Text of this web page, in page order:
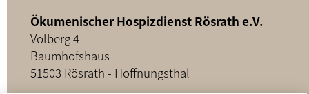
Ökumenischer Hospizdienst Rösrath e.V.
Volberg 4
Baumhofshaus
51503 Rösrath - Hoffnungsthal